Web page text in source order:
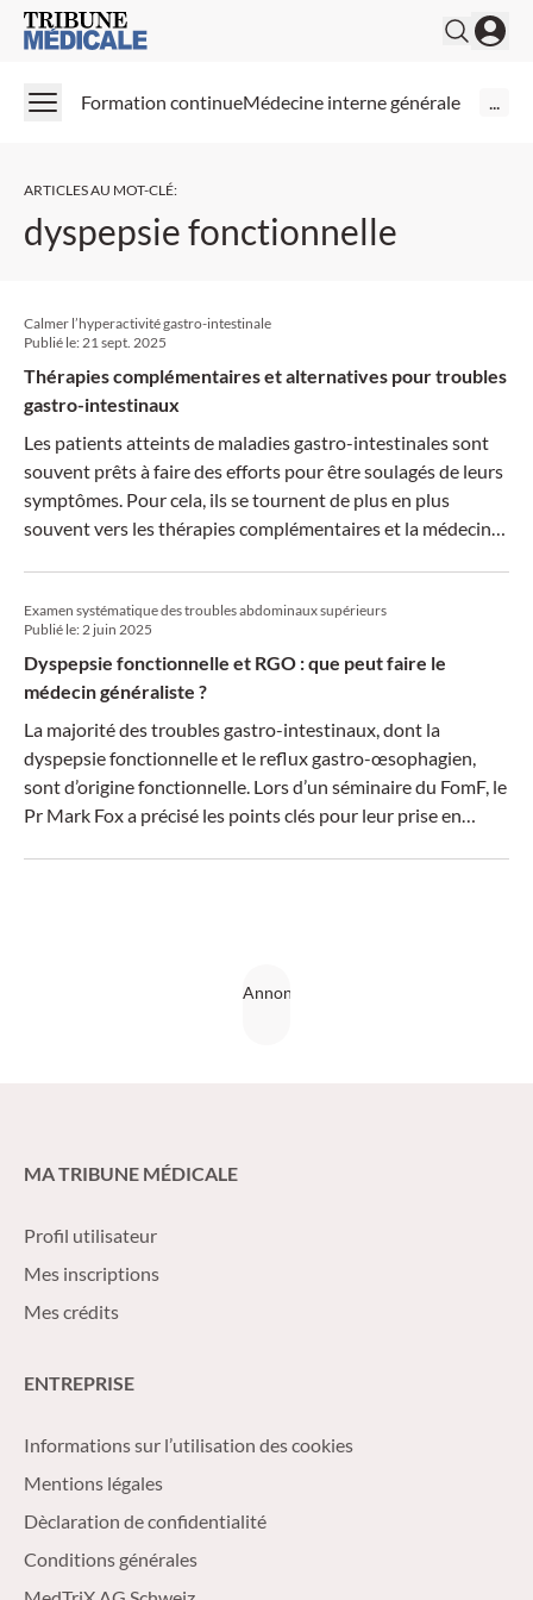
Medical Tribune
Formation continueMédecine interne générale ...
ARTICLES AU MOT-CLÉ:
dyspepsie fonctionnelle
Calmer l’hyperactivité gastro-intestinale
Publié le:21 sept. 2025
Thérapies complémentaires et alternatives pour troubles
gastro-intestinaux
Les patients atteints de maladies gastro-intestinales sont
souvent prêts à faire des efforts pour être soulagés de leurs
symptômes. Pour cela, ils se tournent de plus en plus
souvent vers les thérapies complémentaires et la médecine
Examen systématique des troubles abdominaux supérieurs
Publié le:2 juin 2025
Dyspepsie fonctionnelle et RGO : que peut faire le
médecin généraliste ?
La majorité des troubles gastro-intestinaux, dont la
dyspepsie fonctionnelle et le reflux gastro-œsophagien,
sont d’origine fonctionnelle. Lors d’un séminaire du FomF, le
Pr Mark Fox a précisé les points clés pour leur prise en
MA TRIBUNE MÉDICALE
Profil utilisateur
Mes inscriptions
Mes crédits
ENTREPRISE
Informations sur l’utilisation des cookies
Mentions légales
Dèclaration de confidentialité
Conditions générales